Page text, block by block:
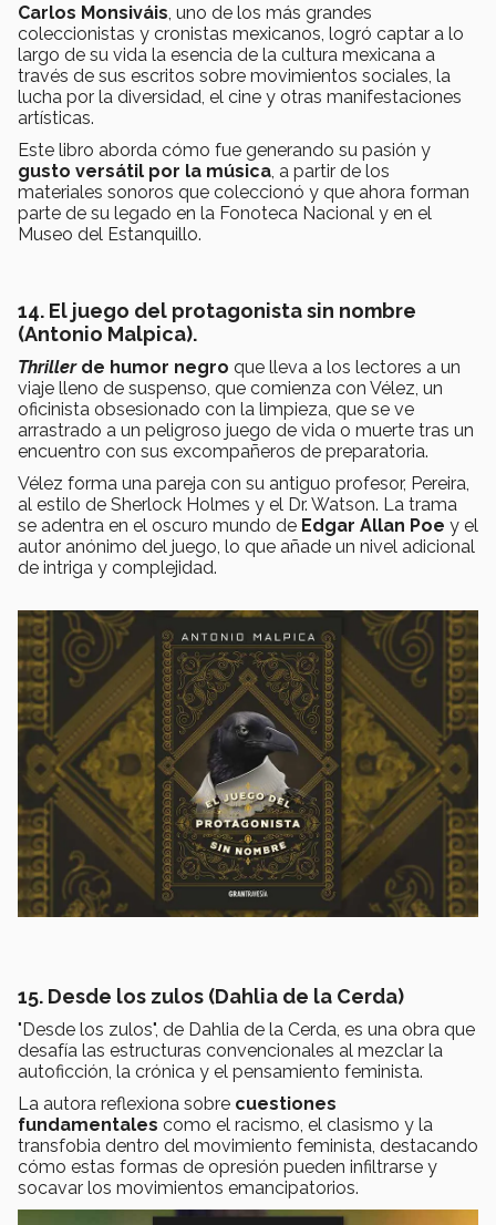
Carlos Monsiváis , uno de los más grandes
coleccionistas y cronistas mexicanos, logró captar a lo
largo de su vida la esencia de la cultura mexicana a
través de sus escritos sobre movimientos sociales, la
lucha por la diversidad, el cine y otras manifestaciones
artísticas.
Este libro aborda cómo fue generando su pasión y
gusto versátil por la música , a partir de los
materiales sonoros que coleccionó y que ahora forman
parte de su legado en la Fonoteca Nacional y en el
Museo del Estanquillo.
14. El juego del protagonista sin nombre
(Antonio Malpica).
Thriller de humor negro que lleva a los lectores a un
viaje lleno de suspenso, que comienza con Vélez, un
oficinista obsesionado con la limpieza, que se ve
arrastrado a un peligroso juego de vida o muerte tras un
encuentro con sus excompañeros de preparatoria.
Vélez forma una pareja con su antiguo profesor, Pereira,
al estilo de Sherlock Holmes y el Dr. Watson. La trama
se adentra en el oscuro mundo de Edgar Allan Poe y el
autor anónimo del juego, lo que añade un nivel adicional
de intriga y complejidad.
15. Desde los zulos (Dahlia de la Cerda)
"Desde los zulos", de Dahlia de la Cerda, es una obra que
desafía las estructuras convencionales al mezclar la
autoficción, la crónica y el pensamiento feminista.
La autora reflexiona sobre cuestiones
fundamentales como el racismo, el clasismo y la
transfobia dentro del movimiento feminista, destacando
cómo estas formas de opresión pueden infiltrarse y
socavar los movimientos emancipatorios.